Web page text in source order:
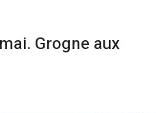
Grogne aux